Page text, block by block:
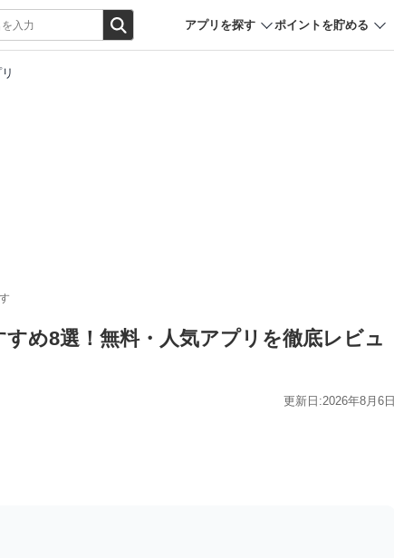
アプリを探す ポイントを貯める
すめ8選！無料・人気アプリを徹底レビュ
更新日:2026年8月6日